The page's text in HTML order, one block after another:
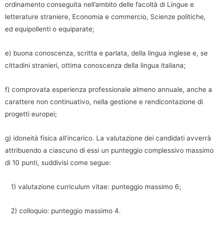
ordinamento conseguita nell’ambito delle facoltà di Lingue e
letterature straniere, Economia e commercio, Scienze politiche,
ed equipollenti o equiparate;
e) buona conoscenza, scritta e parlata, della lingua inglese e, se
cittadini stranieri, ottima conoscenza della lingua italiana;
f) comprovata esperienza professionale almeno annuale, anche a
carattere non continuativo, nella gestione e rendicontazione di
progetti europei;
g) idoneità fisica all’incarico. La valutazione dei candidati avverrà
attribuendo a ciascuno di essi un punteggio complessivo massimo
di 10 punti, suddivisi come segue:
1) valutazione curriculum vitae: punteggio massimo 6;
2) colloquio: punteggio massimo 4.